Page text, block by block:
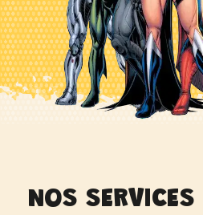
NOS SERVICES